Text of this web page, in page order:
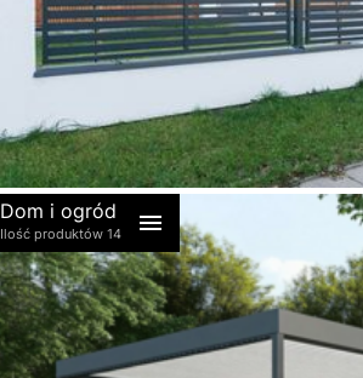
Dom i ogród
Ilość produktów 14